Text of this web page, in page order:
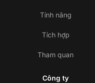
Tính năng
Tích hợp
Tham quan
Công ty